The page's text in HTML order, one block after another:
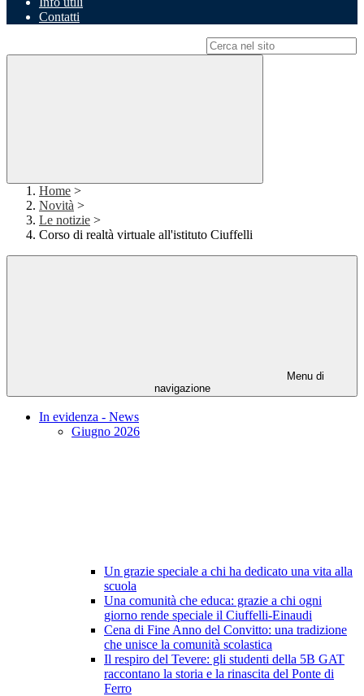
Contatti
Home >
Novità >
Le notizie >
Corso di realtà virtuale all'istituto Ciuffelli
Menu di
navigazione
In evidenza - News
Giugno 2026
Un grazie speciale a chi ha dedicato una vita alla
scuola
Una comunità che educa: grazie a chi ogni
giorno rende speciale il Ciuffelli-Einaudi
Cena di Fine Anno del Convitto: una tradizione
che unisce la comunità scolastica
Il respiro del Tevere: gli studenti della 5B GAT
raccontano la storia e la rinascita del Ponte di
Ferro